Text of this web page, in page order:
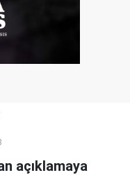
açıklamaya